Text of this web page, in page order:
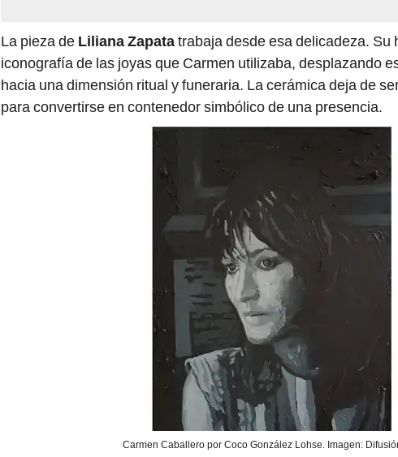
La pieza de Liliana Zapatatrabaja desde esa delicadeza. Su
iconografía de las joyas que Carmen utilizaba, desplazando
hacia una dimensión ritual y funeraria. La cerámica deja de
para convertirse en contenedor simbólico de una presencia.
Carmen Caballero por Coco González Lohse. Imagen: